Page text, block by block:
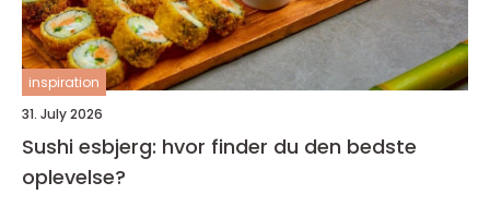
inspiration
31. July 2026
Sushi esbjerg: hvor finder du den bedste
oplevelse?